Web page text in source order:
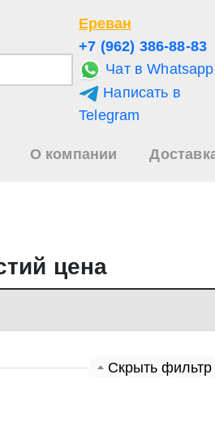
Ереван
+7 (962) 386-88-83
Чат в Whatsapp
Написать в
Telegram
О компании
цена
Скрыть фильтр